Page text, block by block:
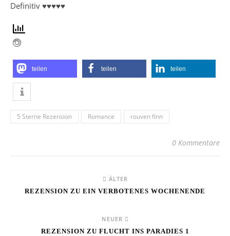
Definitiv ♥♥♥♥♥
teilen teilen teilen
5 Sterne Rezension Romance rouven finn
0 Kommentare
ÄLTER
REZENSION ZU EIN VERBOTENES WOCHENENDE
NEUER
REZENSION ZU FLUCHT INS PARADIES 1